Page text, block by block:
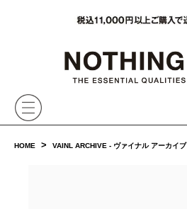
HOME > VAINL ARCHIVE - ヴァイナル アーカイブ